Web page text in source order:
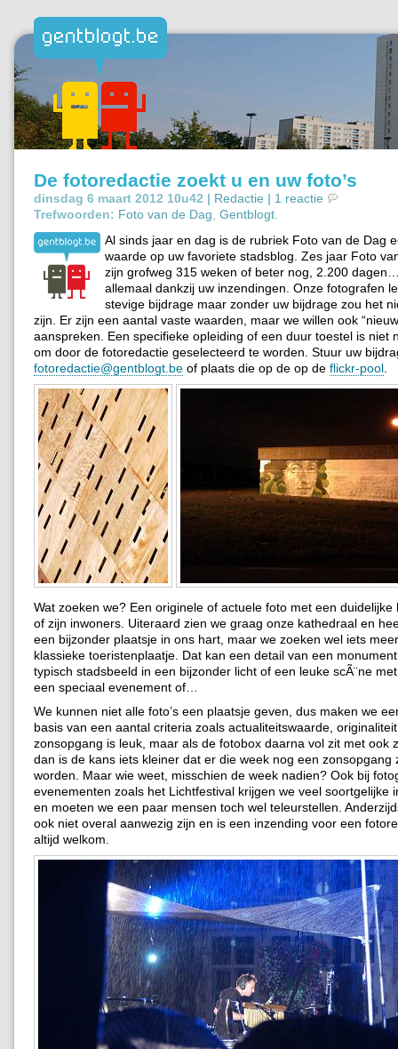
De fotoredactie zoekt u en uw foto’s
dinsdag 6 maart 2012 10u42 | Redactie | 1 reactie
Trefwoorden: Foto van de Dag Gentblogt
Al sinds jaar en dag is de rubriek Foto van de Dag
waarde op uw favoriete stadsblog. Zes jaar Foto
zijn grofweg 315 weken of beter nog, 2.200
allemaal dankzij uw inzendingen. Onze fotografen
stevige bijdrage maar zonder uw bijdrage zou het
zijn. Er zijn een aantal vaste waarden, maar we willen ook
aanspreken. Een specifieke opleiding of een duur toestel is niet
om door de fotoredactie geselecteerd te worden. Stuur uw
fotoredactie@gentblogt.be of plaats die op de op de flickr-pool
Wat zoeken we? Een originele of actuele foto met een duidelijke
of zijn inwoners. Uiteraard zien we graag onze kathedraal en
een bijzonder plaatsje in ons hart, maar we zoeken wel iets
klassieke toeristenplaatje. Dat kan een detail van een
typisch stadsbeeld in een bijzonder licht of een leuke scÃ¨ne
een speciaal evenement of…
We kunnen niet alle foto’s een plaatsje geven, dus maken we
basis van een aantal criteria zoals actualiteitswaarde,
zonsopgang is leuk, maar als de fotobox daarna vol zit met ook
dan is de kans iets kleiner dat er die week nog een zonsopgang
worden. Maar wie weet, misschien de week nadien? Ook bij
evenementen zoals het Lichtfestival krijgen we veel soortgelijke
en moeten we een paar mensen toch wel teleurstellen.
ook niet overal aanwezig zijn en is een inzending voor een
altijd welkom.